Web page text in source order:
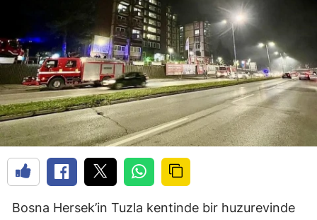
Bosna Hersek’in Tuzla kentinde bir huzurevinde